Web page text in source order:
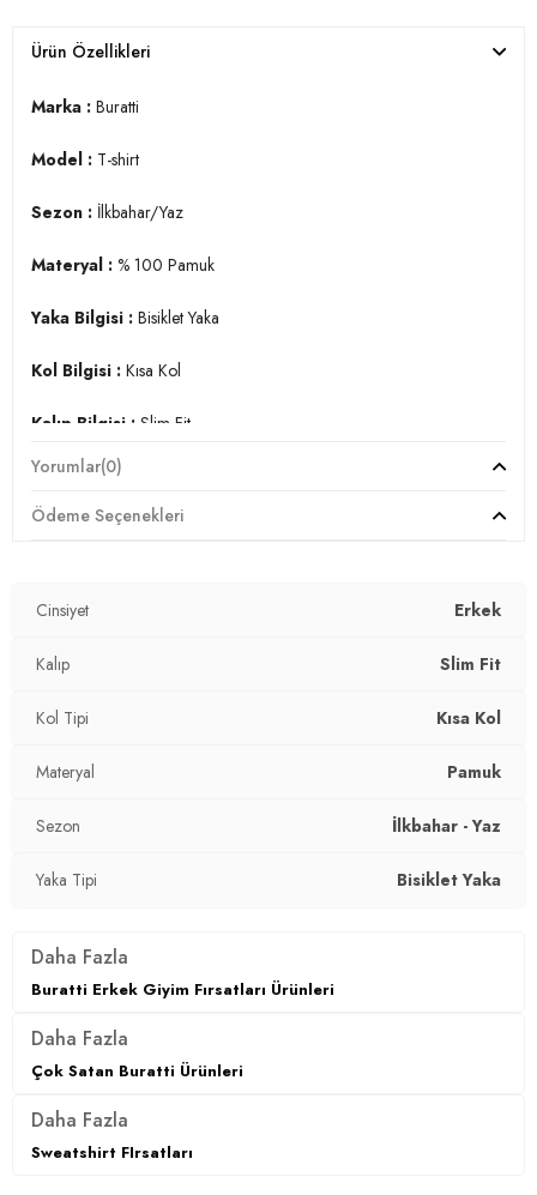
85 cm / Basen : 99 cm / Beden : XL
3DY1646B3920.07
Ürün Özellikleri
Marka : Buratti
Model : T-shirt
Sezon : İlkbahar/Yaz
Materyal : % 100 Pamuk
Yaka Bilgisi : Bisiklet Yaka
Kol Bilgisi : Kısa Kol
Kalıp Bilgisi : Slim Fit
Manken Ölçüsü :
cm / Bel : 85 cm / Basen : 99 cm / Beden : XL
Yorumlar(0)
Ödeme Seçenekleri
Cinsiyet Erkek
Kalıp Slim Fit
Kol Tipi Kısa Kol
Materyal Pamuk
Sezon İlkbahar - Yaz
Yaka Tipi Bisiklet Yaka
Daha Fazla
Buratti Erkek Giyim Fırsatları Ürünleri
Daha Fazla
Çok Satan Buratti Ürünleri
Daha Fazla
Sweatshirt FIrsatları